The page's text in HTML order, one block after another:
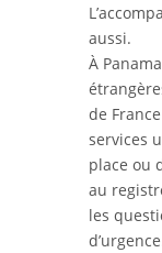
aussi.
À
de
services
place ou
au
les